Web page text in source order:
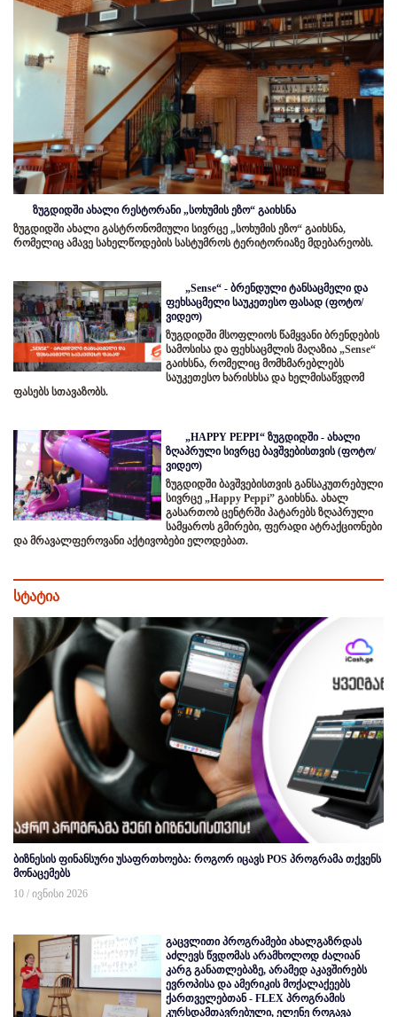
ზუგდიდში ახალი რესტორანი „სოხუმის ეზო“ გაიხსნა
ზუგდიდში ახალი გასტრონომიული სივრცე „სოხუმის ეზო“ გაიხსნა,
რომელიც ამავე სახელწოდების სასტუმროს ტერიტორიაზე მდებარეობს.
„Sense“ - ბრენდული ტანსაცმელი და
ფეხსაცმელი საუკეთესო ფასად (ფოტო/
ვიდეო)
ზუგდიდში მსოფლიოს წამყვანი ბრენდების
სამოსისა და ფეხსაცმლის მაღაზია „Sense“
გაიხსნა, რომელიც მომხმარებლებს
საუკეთესო ხარისხსა და ხელმისაწვდომ
ფასებს სთავაზობს.
„HAPPY PEPPI“ ზუგდიდში - ახალი
ზღაპრული სივრცე ბავშვებისთვის (ფოტო/
ვიდეო)
ზუგდიდში ბავშვებისთვის განსაკუთრებული
სივრცე „Happy Peppi” გაიხსნა. ახალ
გასართობ ცენტრში პატარებს ზღაპრული
სამყაროს გმირები, ფერადი ატრაქციონები
და მრავალფეროვანი აქტივობები ელოდებათ.
სტატია
ბიზნესის ფინანსური უსაფრთხოება: როგორ იცავს POS პროგრამა თქვენს
მონაცემებს
10 / ივნისი 2026
გაცვლითი პროგრამები ახალგაზრდას
აძლევს წვდომას არამხოლოდ ძალიან
კარგ განათლებაზე, არამედ აკავშირებს
ევროპისა და ამერიკის მოქალაქეებს
ქართველებთან - FLEX პროგრამის
კურსდამთავრებული, ელენე როგავა